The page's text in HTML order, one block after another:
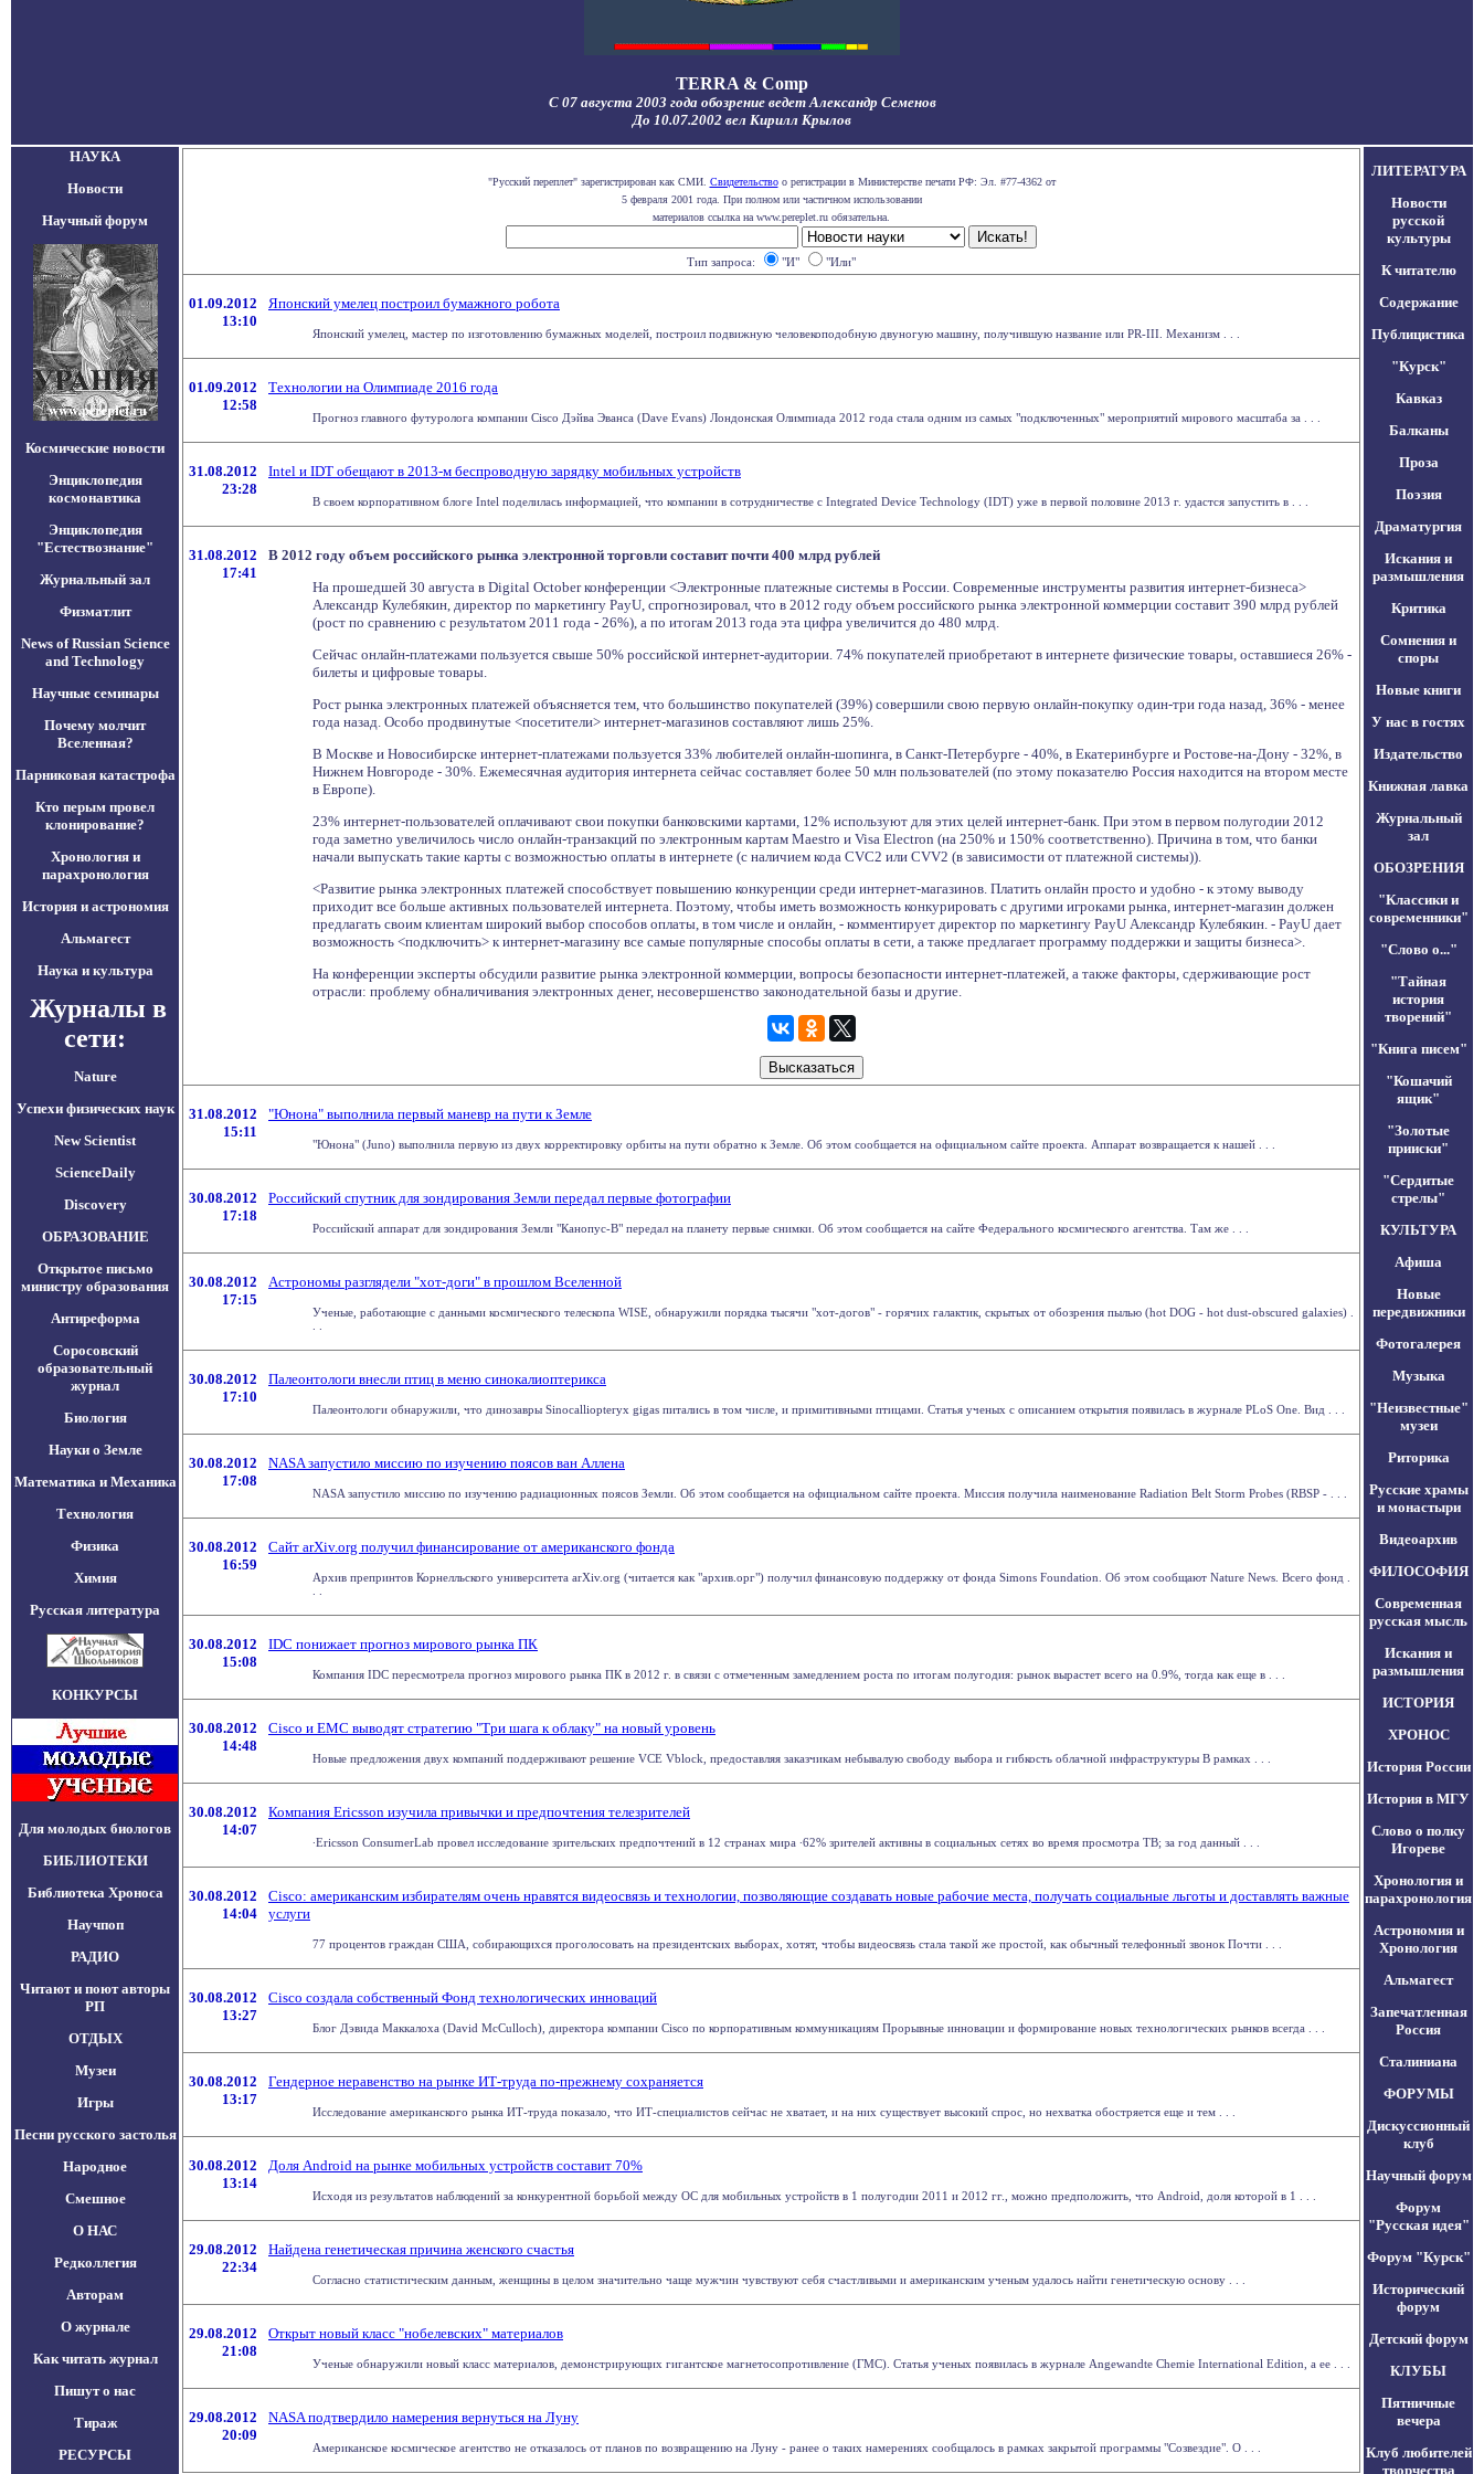
TERRA & Comp
С 07 августа 2003 года обозрение ведет Александр Семенов
До 10.07.2002 вел Кирилл Крылов
НАУКА
Новости
Научный форум
Космические новости
Энциклопедия
космонавтика
Энциклопедия
"Естествознание"
Журнальный зал
Физматлит
News of Russian Science
and Technology
Научные семинары
Почему молчит
Вселенная?
Парниковая катастрофа
Кто перым провел
клонирование?
Хронология и
парахронология
История и астрономия
Альмагест
Наука и культура
Журналы в
сети:
Nature
Успехи физических наук
New Scientist
ScienceDaily
Discovery
ОБРАЗОВАНИЕ
Открытое письмо
министру образования
Антиреформа
Соросовский
образовательный
журнал
Биология
Науки о Земле
Математика и Механика
Технология
Физика
Химия
Русская литература
КОНКУРСЫ
Для молодых биологов
БИБЛИОТЕКИ
Библиотека Хроноса
Научпоп
РАДИО
Читают и поют авторы
РП
ОТДЫХ
Музеи
Игры
Песни русского застолья
Народное
Смешное
О НАС
Редколлегия
Авторам
О журнале
Как читать журнал
Пишут о нас
Тираж
РЕСУРСЫ
"Русский переплет" зарегистрирован как СМИ. Свидетельствоо регистрации в Министерстве печати РФ: Эл. #77-4362 от
5 февраля 2001 года. При полном или частичном использовании
материалов ссылка на www.pereplet.ru обязательна.
Тип запроса: "И" "Или"
01.09.2012
13:10
Японский умелец построил бумажного робота
Японский умелец, мастер по изготовлению бумажных моделей, построил подвижную человекоподобную двуногую машину, получившую название или PR-III. Механизм . . .
01.09.2012
12:58
Технологии на Олимпиаде 2016 года
Прогноз главного футуролога компании Cisco Дэйва Эванса (Dave Evans) Лондонская Олимпиада 2012 года стала одним из самых "подключенных" мероприятий мирового масштаба за . . .
31.08.2012
23:28
Intel и IDT обещают в 2013-м беспроводную зарядку мобильных устройств
В своем корпоративном блоге Intel поделилась информацией, что компании в сотрудничестве с Integrated Device Technology (IDT) уже в первой половине 2013 г. удастся запустить в . . .
31.08.2012
17:41
В 2012 году объем российского рынка электронной торговли составит почти 400 млрд рублей
На прошедшей 30 августа в Digital October конференции <Электронные платежные системы в России. Современные инструменты развития интернет-бизнеса>
Александр Кулебякин, директор по маркетингу PayU, cпрогнозировал, что в 2012 году объем российского рынка электронной коммерции составит 390 млрд рублей
(рост по сравнению с результатом 2011 года - 26%), а по итогам 2013 года эта цифра увеличится до 480 млрд.
Сейчас онлайн-платежами пользуется свыше 50% российской интернет-аудитории. 74% покупателей приобретают в интернете физические товары, оставшиеся 26% -
билеты и цифровые товары.
Рост рынка электронных платежей объясняется тем, что большинство покупателей (39%) совершили свою первую онлайн-покупку один-три года назад, 36% - менее
года назад. Особо продвинутые <посетители> интернет-магазинов составляют лишь 25%.
В Москве и Новосибирске интернет-платежами пользуется 33% любителей онлайн-шопинга, в Санкт-Петербурге - 40%, в Екатеринбурге и Ростове-на-Дону - 32%, в
Нижнем Новгороде - 30%. Ежемесячная аудитория интернета сейчас составляет более 50 млн пользователей (по этому показателю Россия находится на втором месте
в Европе).
23% интернет-пользователей оплачивают свои покупки банковскими картами, 12% используют для этих целей интернет-банк. При этом в первом полугодии 2012
года заметно увеличилось число онлайн-транзакций по электронным картам Maestro и Visa Electron (на 250% и 150% соответственно). Причина в том, что банки
начали выпускать такие карты с возможностью оплаты в интернете (с наличием кода CVC2 или CVV2 (в зависимости от платежной системы)).
<Развитие рынка электронных платежей способствует повышению конкуренции среди интернет-магазинов. Платить онлайн просто и удобно - к этому выводу
приходит все больше активных пользователей интернета. Поэтому, чтобы иметь возможность конкурировать с другими игроками рынка, интернет-магазин должен
предлагать своим клиентам широкий выбор способов оплаты, в том числе и онлайн, - комментирует директор по маркетингу PayU Александр Кулебякин. - PayU дает
возможность <подключить> к интернет-магазину все самые популярные способы оплаты в сети, а также предлагает программу поддержки и защиты бизнеса>.
На конференции эксперты обсудили развитие рынка электронной коммерции, вопросы безопасности интернет-платежей, а также факторы, сдерживающие рост
отрасли: проблему обналичивания электронных денег, несовершенство законодательной базы и другие.
31.08.2012
15:11
"Юнона" выполнила первый маневр на пути к Земле
"Юнона" (Juno) выполнила первую из двух корректировку орбиты на пути обратно к Земле. Об этом сообщается на официальном сайте проекта. Аппарат возвращается к нашей . . .
30.08.2012
17:18
Российский спутник для зондирования Земли передал первые фотографии
Российский аппарат для зондирования Земли "Канопус-B" передал на планету первые снимки. Об этом сообщается на сайте Федерального космического агентства. Там же . . .
30.08.2012
17:15
Астрономы разглядели "хот-доги" в прошлом Вселенной
Ученые, работающие с данными космического телескопа WISE, обнаружили порядка тысячи "хот-догов" - горячих галактик, скрытых от обозрения пылью (hot DOG - hot dust-obscured galaxies) .
30.08.2012
17:10
Палеонтологи внесли птиц в меню синокалиоптерикса
Палеонтологи обнаружили, что динозавры Sinocalliopteryx gigas питались в том числе, и примитивными птицами. Статья ученых с описанием открытия появилась в журнале PLoS One. Вид . . .
30.08.2012
17:08
NASA запустило миссию по изучению поясов ван Аллена
NASA запустило миссию по изучению радиационных поясов Земли. Об этом сообщается на официальном сайте проекта. Миссия получила наименование Radiation Belt Storm Probes (RBSP - . . .
30.08.2012
16:59
Сайт arXiv.org получил финансирование от американского фонда
Архив препринтов Корнелльского университета arXiv.org (читается как "архив.орг") получил финансовую поддержку от фонда Simons Foundation. Об этом сообщают Nature News. Всего фонд .
30.08.2012
15:08
IDC понижает прогноз мирового рынка ПК
Компания IDC пересмотрела прогноз мирового рынка ПК в 2012 г. в связи с отмеченным замедлением роста по итогам полугодия: рынок вырастет всего на 0.9%, тогда как еще в . . .
30.08.2012
14:48
Cisco и EMC выводят стратегию "Три шага к облаку" на новый уровень
Новые предложения двух компаний поддерживают решение VCE Vblock, предоставляя заказчикам небывалую свободу выбора и гибкость облачной инфраструктуры В рамках . . .
30.08.2012
14:07
Компания Ericsson изучила привычки и предпочтения телезрителей
∙Ericsson ConsumerLab провел исследование зрительских предпочтений в 12 странах мира ∙62% зрителей активны в социальных сетях во время просмотра ТВ; за год данный . . .
30.08.2012
14:04
Cisco: американским избирателям очень нравятся видеосвязь и технологии, позволяющие создавать новые рабочие места, получать социальные льготы и доставлять важные
услуги
77 процентов граждан США, собирающихся проголосовать на президентских выборах, хотят, чтобы видеосвязь стала такой же простой, как обычный телефонный звонок Почти . . .
30.08.2012
13:27
Cisco создала собственный Фонд технологических инноваций
Блог Дэвида Маккалоха (David McCulloch), директора компании Cisco по корпоративным коммуникациям Прорывные инновации и формирование новых технологических рынков всегда . . .
30.08.2012
13:17
Гендерное неравенство на рынке ИТ-труда по-прежнему сохраняется
Исследование американского рынка ИТ-труда показало, что ИТ-специалистов сейчас не хватает, и на них существует высокий спрос, но нехватка обостряется еще и тем . . .
30.08.2012
13:14
Доля Android на рынке мобильных устройств составит 70%
Исходя из результатов наблюдений за конкурентной борьбой между ОС для мобильных устройств в 1 полугодии 2011 и 2012 гг., можно предположить, что Android, доля которой в 1 . . .
29.08.2012
22:34
Найдена генетическая причина женского счастья
Согласно статистическим данным, женщины в целом значительно чаще мужчин чувствуют себя счастливыми и американским ученым удалось найти генетическую основу . . .
29.08.2012
21:08
Открыт новый класс "нобелевских" материалов
Ученые обнаружили новый класс материалов, демонстрирующих гигантское магнетосопротивление (ГМС). Статья ученых появилась в журнале Angewandte Chemie International Edition, а ее . . .
29.08.2012
20:09
NASA подтвердило намерения вернуться на Луну
Американское космическое агентство не отказалось от планов по возвращению на Луну - ранее о таких намерениях сообщалось в рамках закрытой программы "Созвездие". О . . .
ЛИТЕРАТУРА
Новости
русской
культуры
К читателю
Содержание
Публицистика
"Курск"
Кавказ
Балканы
Проза
Поэзия
Драматургия
Искания и
размышления
Критика
Сомнения и
споры
Новые книги
У нас в гостях
Издательство
Книжная лавка
Журнальный
зал
ОБОЗРЕНИЯ
"Классики и
современники"
"Слово о..."
"Тайная
история
творений"
"Книга писем"
"Кошачий
ящик"
"Золотые
прииски"
"Сердитые
стрелы"
КУЛЬТУРА
Афиша
Новые
передвижники
Фотогалерея
Музыка
"Неизвестные"
музеи
Риторика
Русские храмы
и монастыри
Видеоархив
ФИЛОСОФИЯ
Современная
русская мысль
Искания и
размышления
ИСТОРИЯ
ХРОНОС
История России
История в МГУ
Слово о полку
Игореве
Хронология и
парахронология
Астрономия и
Хронология
Альмагест
Запечатленная
Россия
Сталиниана
ФОРУМЫ
Дискуссионный
клуб
Научный форум
Форум
"Русская идея"
Форум "Курск"
Исторический
форум
Детский форум
КЛУБЫ
Пятничные
вечера
Клуб любителей
творчества